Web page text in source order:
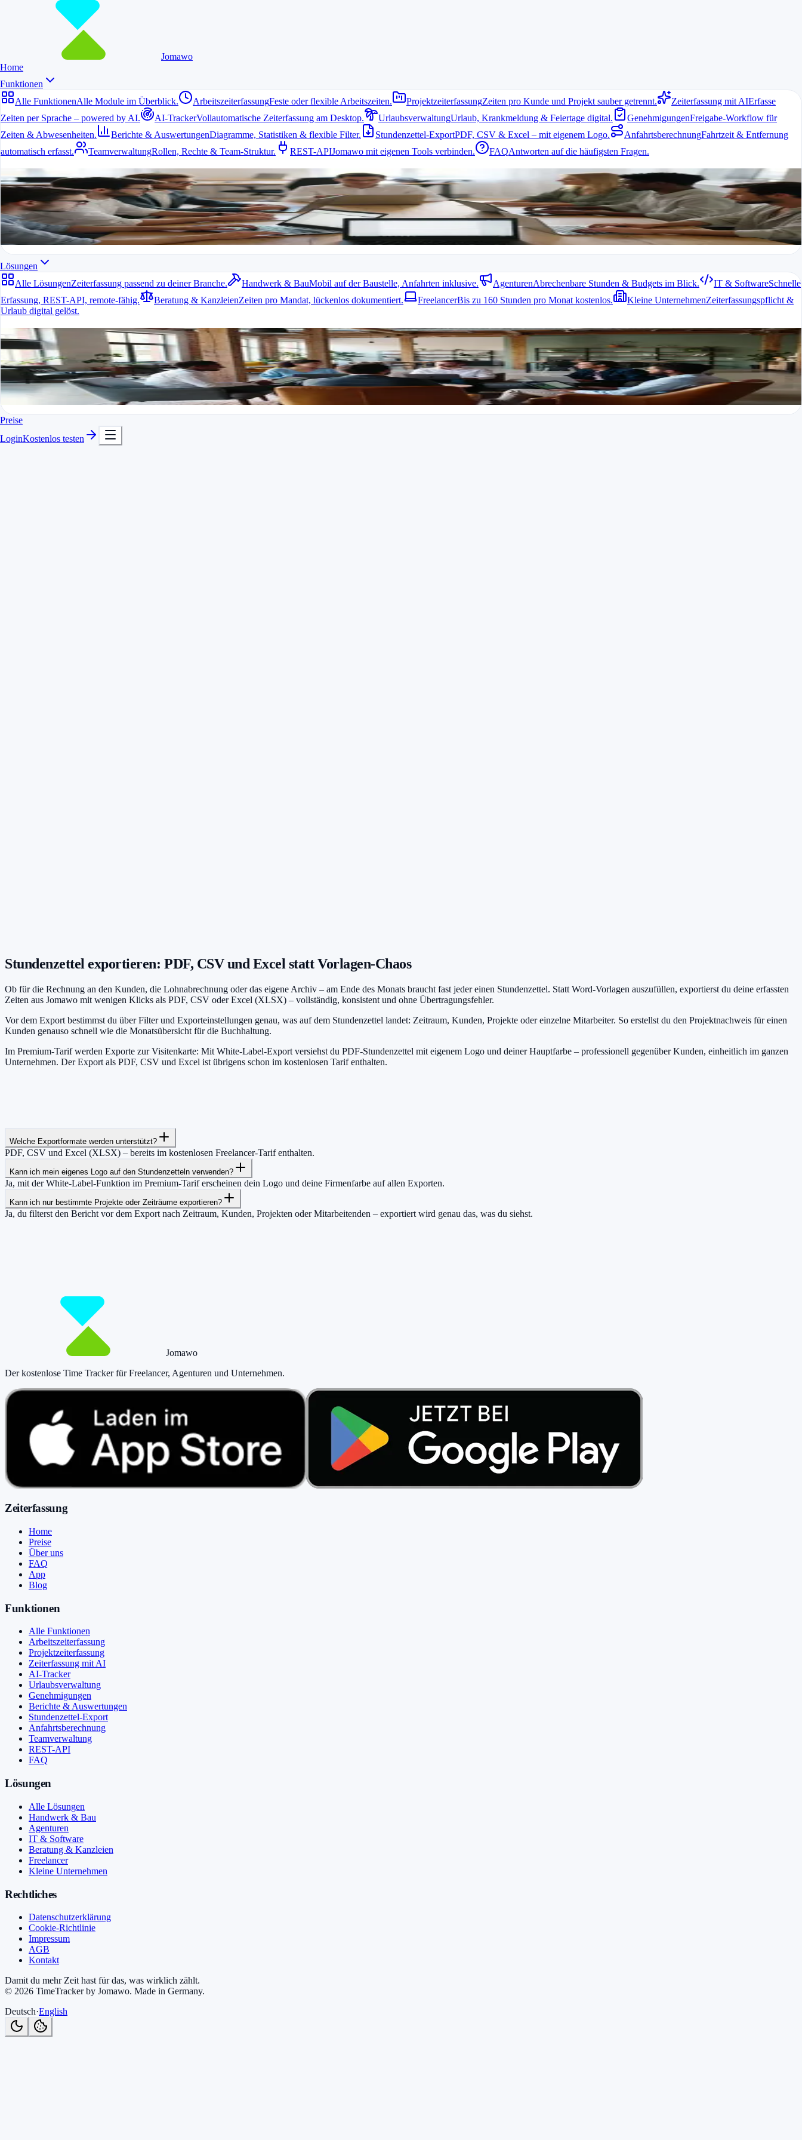
Jomawo
Home
Funktionen
Alle FunktionenAlle Module im Überblick. ArbeitszeiterfassungFeste oder flexible Arbeitszeiten. ProjektzeiterfassungZeiten pro Kunde und Projekt sauber getrennt. Zeiterfassung mit AIErfasse
Zeiten per Sprache – powered by AI.
AI-TrackerVollautomatische Zeiterfassung am Desktop. UrlaubsverwaltungUrlaub, Krankmeldung & Feiertage digital. GenehmigungenFreigabe-Workflow für
Zeiten & Abwesenheiten.
Berichte & AuswertungenDiagramme, Statistiken & flexible Filter. Stundenzettel-ExportPDF, CSV & Excel – mit eigenem Logo. AnfahrtsberechnungFahrtzeit & Entfernung
automatisch erfasst.
TeamverwaltungRollen, Rechte & Team-Struktur. REST-APIJomawo mit eigenen Tools verbinden. FAQAntworten auf die häufigsten Fragen.
Alle Funktionen
Alle Module im Überblick.
Alle Funktionen in einer App
Für Freelancer, Teams & Unternehmen
Kostenlos starten
Lösungen
Alle LösungenZeiterfassung passend zu deiner Branche. Handwerk & BauMobil auf der Baustelle, Anfahrten inklusive. AgenturenAbrechenbare Stunden & Budgets im Blick. IT & SoftwareSchnelle
Erfassung, REST-API, remote-fähig.
Beratung & KanzleienZeiten pro Mandat, lückenlos dokumentiert. FreelancerBis zu 160 Stunden pro Monat kostenlos. Kleine UnternehmenZeiterfassungspflicht &
Urlaub digital gelöst.
Alle Lösungen
Zeiterfassung passend zu deiner Branche.
Für jede Branche passend
In Minuten startklar
Preise
LoginKostenlos testen
Stundenzettel exportieren: PDF, CSV und Excel statt Vorlagen-Chaos
Ob für die Rechnung an den Kunden, die Lohnabrechnung oder das eigene Archiv – am Ende des Monats braucht fast jeder einen Stundenzettel. Statt Word-Vorlagen auszufüllen, exportierst du deine erfassten
Zeiten aus Jomawo mit wenigen Klicks als PDF, CSV oder Excel (XLSX) – vollständig, konsistent und ohne Übertragungsfehler.
Vor dem Export bestimmst du über Filter und Exporteinstellungen genau, was auf dem Stundenzettel landet: Zeitraum, Kunden, Projekte oder einzelne Mitarbeiter. So erstellst du den Projektnachweis für einen
Kunden genauso schnell wie die Monatsübersicht für die Buchhaltung.
Im Premium-Tarif werden Exporte zur Visitenkarte: Mit White-Label-Export versiehst du PDF-Stundenzettel mit eigenem Logo und deiner Hauptfarbe – professionell gegenüber Kunden, einheitlich im ganzen
Unternehmen. Der Export als PDF, CSV und Excel ist übrigens schon im kostenlosen Tarif enthalten.
Welche Exportformate werden unterstützt?
PDF, CSV und Excel (XLSX) – bereits im kostenlosen Freelancer-Tarif enthalten.
Kann ich mein eigenes Logo auf den Stundenzetteln verwenden?
Ja, mit der White-Label-Funktion im Premium-Tarif erscheinen dein Logo und deine Firmenfarbe auf allen Exporten.
Kann ich nur bestimmte Projekte oder Zeiträume exportieren?
Ja, du filterst den Bericht vor dem Export nach Zeitraum, Kunden, Projekten oder Mitarbeitenden – exportiert wird genau das, was du siehst.
Jomawo
Der kostenlose Time Tracker für Freelancer, Agenturen und Unternehmen.
Zeiterfassung
Home
Preise
Über uns
FAQ
App
Blog
Funktionen
Alle Funktionen
Arbeitszeiterfassung
Projektzeiterfassung
Zeiterfassung mit AI
AI-Tracker
Urlaubsverwaltung
Genehmigungen
Berichte & Auswertungen
Stundenzettel-Export
Anfahrtsberechnung
Teamverwaltung
REST-API
FAQ
Lösungen
Alle Lösungen
Handwerk & Bau
Agenturen
IT & Software
Beratung & Kanzleien
Freelancer
Kleine Unternehmen
Rechtliches
Datenschutzerklärung
Cookie-Richtlinie
Impressum
AGB
Kontakt
Damit du mehr Zeit hast für das, was wirklich zählt.
© 2026 TimeTracker by Jomawo. Made in Germany.
Deutsch·English